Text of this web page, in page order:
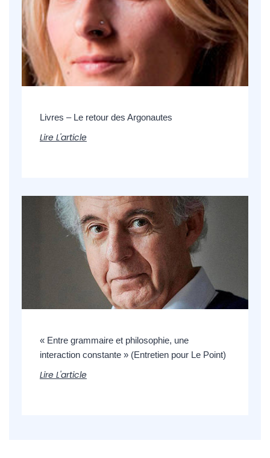
Livres – Le retour des Argonautes
Lire L'article
« Entre grammaire et philosophie, une
interaction constante » (Entretien pour Le Point)
Lire L'article